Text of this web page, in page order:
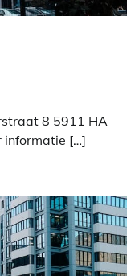
8 5911 HA
informatie […]